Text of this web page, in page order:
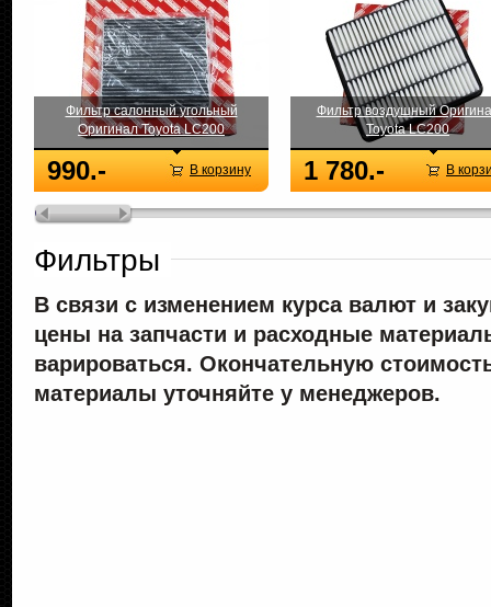
Фильтр салонный угольный
Оригинал Toyota LC200
990.- В корзину
Фильтр воздушный
Toyota LC200
1 780.- В
Фильтры
В связи с изменением курса валют и
цены на запчасти и расходные
варироваться. Окончательную
материалы уточняйте у менеджеров.